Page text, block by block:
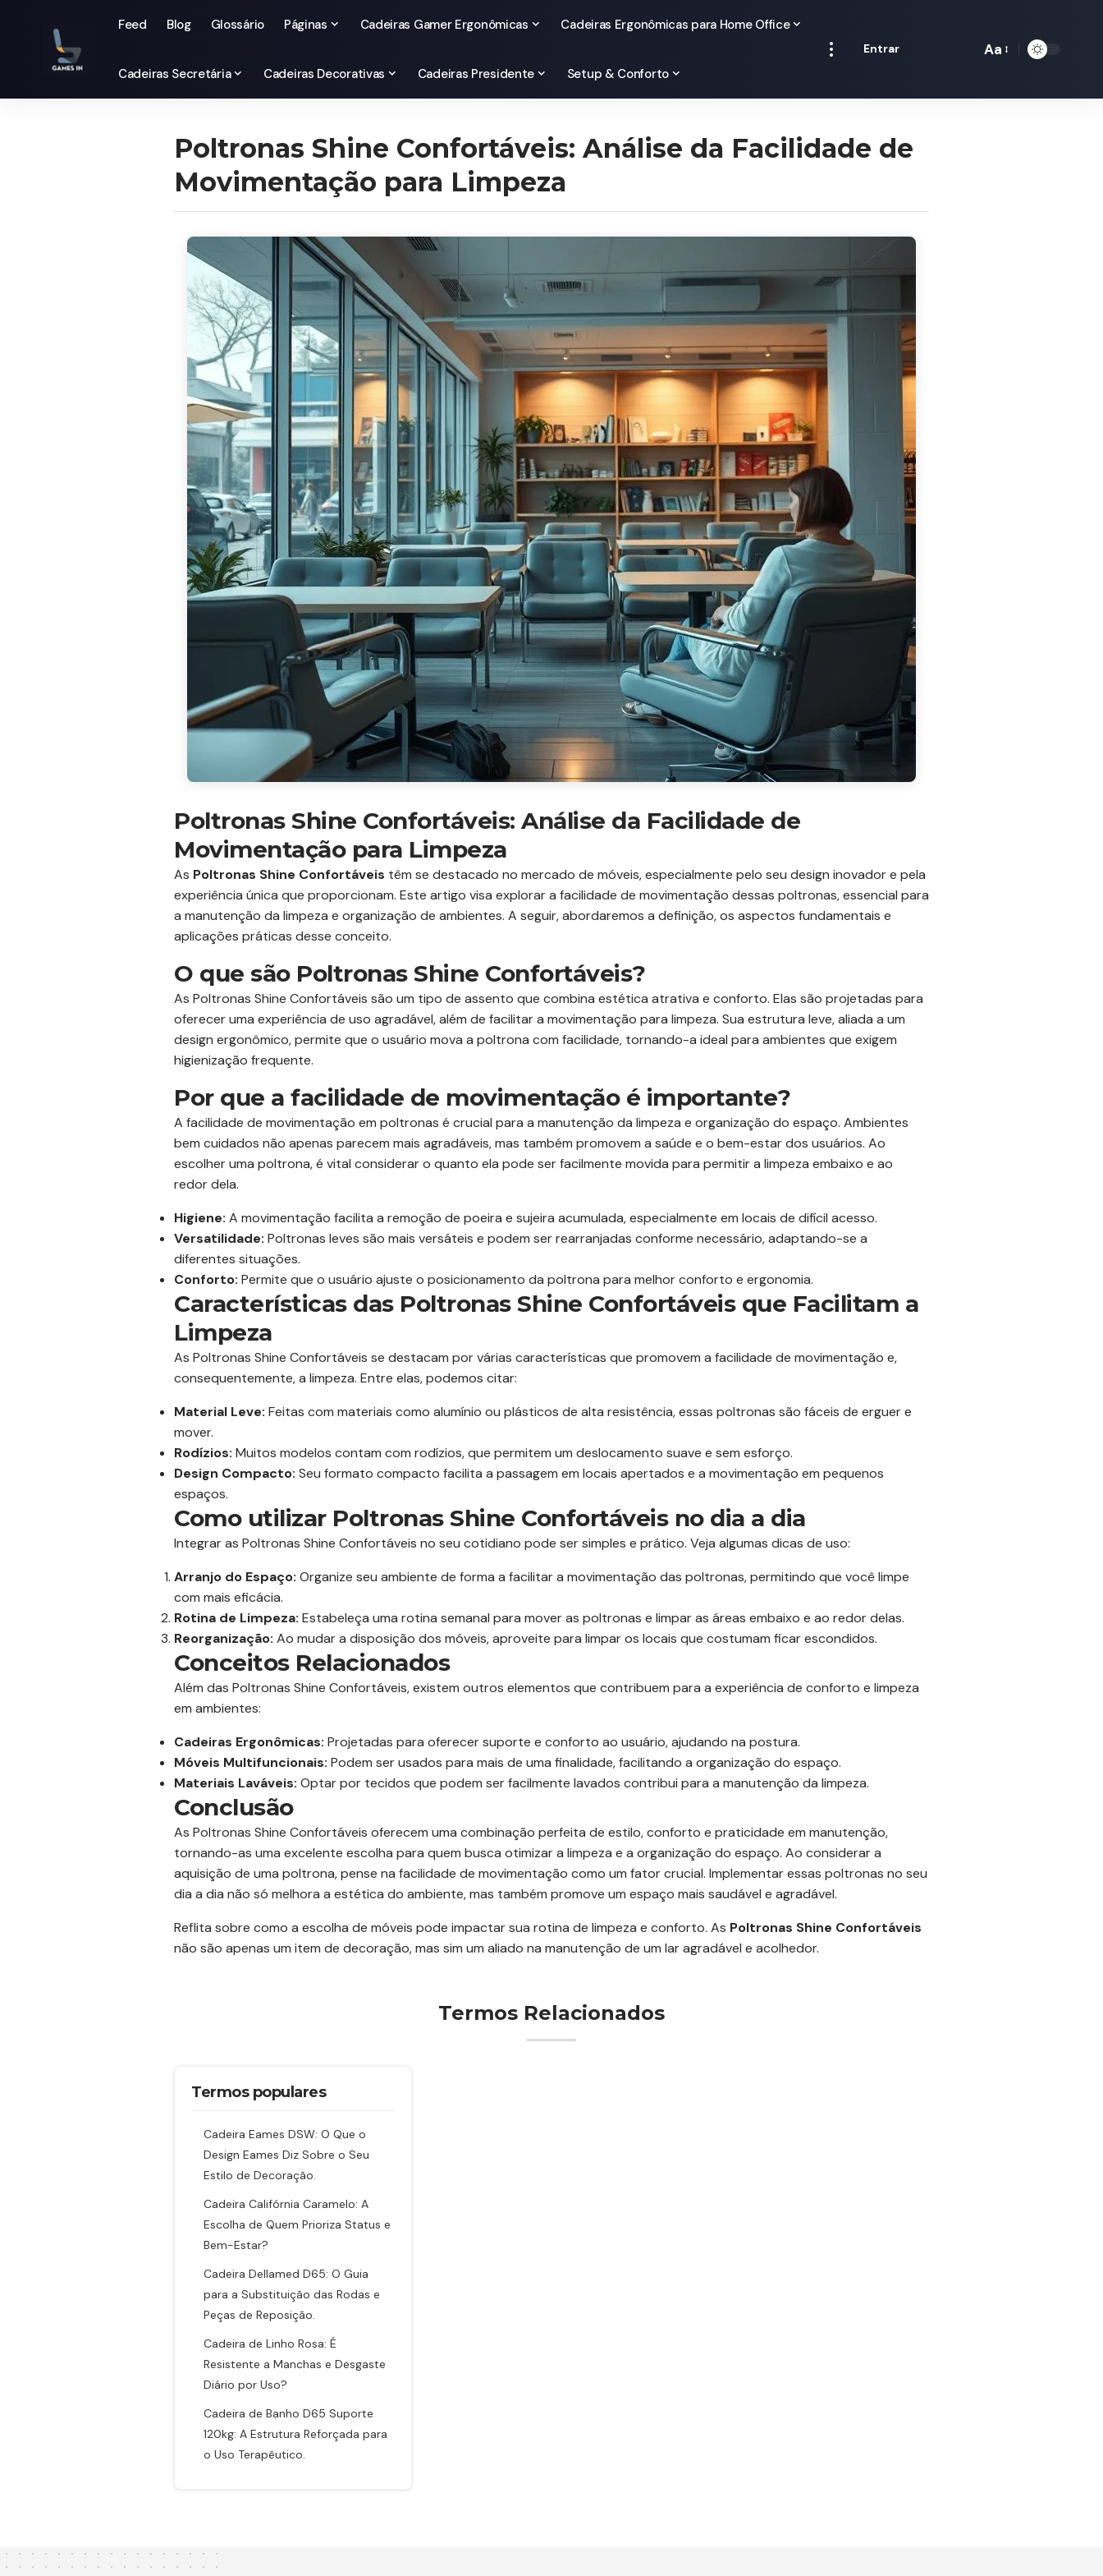
Feed Blog Glossário Páginas Cadeiras Gamer Ergonômicas Cadeiras Ergonômicas para Home Office
Cadeiras Secretária Cadeiras Decorativas Cadeiras Presidente Setup & Conforto
Entrar Aa
Poltronas Shine Confortáveis: Análise da Facilidade de
Movimentação para Limpeza
Poltronas Shine Confortáveis: Análise da Facilidade de
Movimentação para Limpeza
As Poltronas Shine Confortáveis têm se destacado no mercado de móveis, especialmente pelo seu design inovador e pela
experiência única que proporcionam. Este artigo visa explorar a facilidade de movimentação dessas poltronas, essencial para
a manutenção da limpeza e organização de ambientes. A seguir, abordaremos a definição, os aspectos fundamentais e
aplicações práticas desse conceito.
O que são Poltronas Shine Confortáveis?
As Poltronas Shine Confortáveis são um tipo de assento que combina estética atrativa e conforto. Elas são projetadas para
oferecer uma experiência de uso agradável, além de facilitar a movimentação para limpeza. Sua estrutura leve, aliada a um
design ergonômico, permite que o usuário mova a poltrona com facilidade, tornando-a ideal para ambientes que exigem
higienização frequente.
Por que a facilidade de movimentação é importante?
A facilidade de movimentação em poltronas é crucial para a manutenção da limpeza e organização do espaço. Ambientes
bem cuidados não apenas parecem mais agradáveis, mas também promovem a saúde e o bem-estar dos usuários. Ao
escolher uma poltrona, é vital considerar o quanto ela pode ser facilmente movida para permitir a limpeza embaixo e ao
redor dela.
Higiene: A movimentação facilita a remoção de poeira e sujeira acumulada, especialmente em locais de difícil acesso.
Versatilidade: Poltronas leves são mais versáteis e podem ser rearranjadas conforme necessário, adaptando-se a
diferentes situações.
Conforto: Permite que o usuário ajuste o posicionamento da poltrona para melhor conforto e ergonomia.
Características das Poltronas Shine Confortáveis que Facilitam a
Limpeza
As Poltronas Shine Confortáveis se destacam por várias características que promovem a facilidade de movimentação e,
consequentemente, a limpeza. Entre elas, podemos citar:
Material Leve: Feitas com materiais como alumínio ou plásticos de alta resistência, essas poltronas são fáceis de erguer e
mover.
Rodízios: Muitos modelos contam com rodízios, que permitem um deslocamento suave e sem esforço.
Design Compacto: Seu formato compacto facilita a passagem em locais apertados e a movimentação em pequenos
espaços.
Como utilizar Poltronas Shine Confortáveis no dia a dia
Integrar as Poltronas Shine Confortáveis no seu cotidiano pode ser simples e prático. Veja algumas dicas de uso:
Arranjo do Espaço: Organize seu ambiente de forma a facilitar a movimentação das poltronas, permitindo que você limpe
com mais eficácia.
Rotina de Limpeza: Estabeleça uma rotina semanal para mover as poltronas e limpar as áreas embaixo e ao redor delas.
Reorganização: Ao mudar a disposição dos móveis, aproveite para limpar os locais que costumam ficar escondidos.
Conceitos Relacionados
Além das Poltronas Shine Confortáveis, existem outros elementos que contribuem para a experiência de conforto e limpeza
em ambientes:
Cadeiras Ergonômicas: Projetadas para oferecer suporte e conforto ao usuário, ajudando na postura.
Móveis Multifuncionais: Podem ser usados para mais de uma finalidade, facilitando a organização do espaço.
Materiais Laváveis: Optar por tecidos que podem ser facilmente lavados contribui para a manutenção da limpeza.
Conclusão
As Poltronas Shine Confortáveis oferecem uma combinação perfeita de estilo, conforto e praticidade em manutenção,
tornando-as uma excelente escolha para quem busca otimizar a limpeza e a organização do espaço. Ao considerar a
aquisição de uma poltrona, pense na facilidade de movimentação como um fator crucial. Implementar essas poltronas no seu
dia a dia não só melhora a estética do ambiente, mas também promove um espaço mais saudável e agradável.
Reflita sobre como a escolha de móveis pode impactar sua rotina de limpeza e conforto. As Poltronas Shine Confortáveis
não são apenas um item de decoração, mas sim um aliado na manutenção de um lar agradável e acolhedor.
Termos Relacionados
Termos populares
Cadeira Eames DSW: O Que o
Design Eames Diz Sobre o Seu
Estilo de Decoração.
Cadeira Califórnia Caramelo: A
Escolha de Quem Prioriza Status e
Bem-Estar?
Cadeira Dellamed D65: O Guia
para a Substituição das Rodas e
Peças de Reposição.
Cadeira de Linho Rosa: É
Resistente a Manchas e Desgaste
Diário por Uso?
Cadeira de Banho D65 Suporte
120kg: A Estrutura Reforçada para
o Uso Terapêutico.